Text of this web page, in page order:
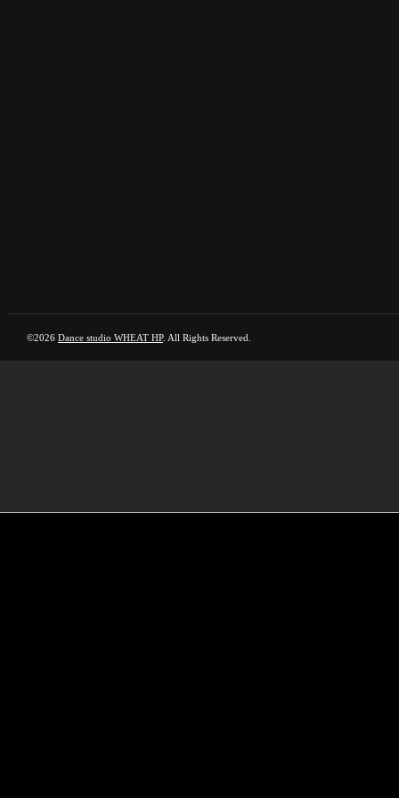
©2026 Dance studio WHEAT HP. All Rights Reserved.